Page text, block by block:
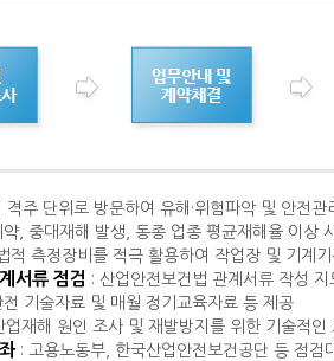
격주 단위로 방문하여 유해·위험파악 및 안전관
약, 중대재해 발생, 동종 업종 평균재해율 이상
적 측정장비를 적극 활용하여 작업장 및 기계
서류 점검 : 산업안전보건법 관계서류 작성 지
전 기술자료 및 매월 정기교육자료 등 제공
업재해 원인 조사 및 재발방지를 위한 기술적인
: 고용노동부, 한국산업안전보건공단 등 점검